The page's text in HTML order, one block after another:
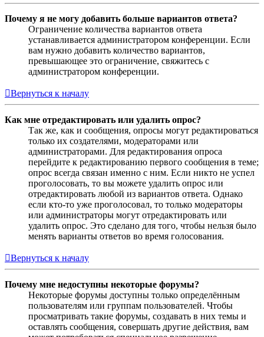
Почему я не могу добавить больше вариантов ответа?
Ограничение количества вариантов ответа
устанавливается администратором конференции. Если
вам нужно добавить количество вариантов,
превышающее это ограничение, свяжитесь с
администратором конференции.
Вернуться к началу
Как мне отредактировать или удалить опрос?
Так же, как и сообщения, опросы могут редактироваться
только их создателями, модераторами или
администраторами. Для редактирования опроса
перейдите к редактированию первого сообщения в теме;
опрос всегда связан именно с ним. Если никто не успел
проголосовать, то вы можете удалить опрос или
отредактировать любой из вариантов ответа. Однако
если кто-то уже проголосовал, то только модераторы
или администраторы могут отредактировать или
удалить опрос. Это сделано для того, чтобы нельзя было
менять варианты ответов во время голосования.
Вернуться к началу
Почему мне недоступны некоторые форумы?
Некоторые форумы доступны только определённым
пользователям или группам пользователей. Чтобы
просматривать такие форумы, создавать в них темы и
оставлять сообщения, совершать другие действия, вам